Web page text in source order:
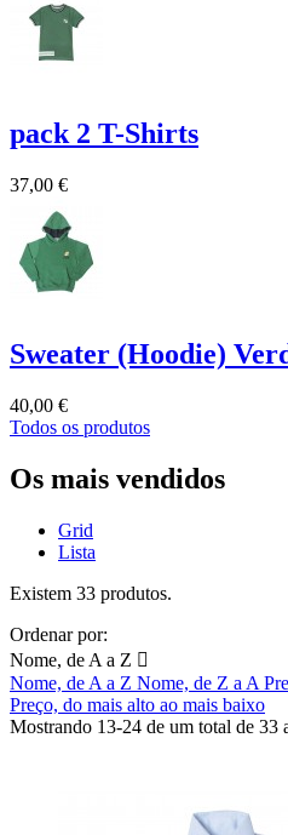
pack 2 T-Shirts
37,00 €
Sweater (Hoodie)
40,00 €
Todos os produtos
Os mais vendidos
Grid
Lista
Existem 33 produtos.
Ordenar por:
Nome, de A a Z 
Nome, de A a Z Nome, de Z a A
Preço, do mais alto ao mais baixo
Mostrando 13-24 de um total de 33